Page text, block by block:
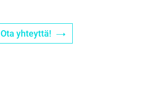
Ota yhteyttä!